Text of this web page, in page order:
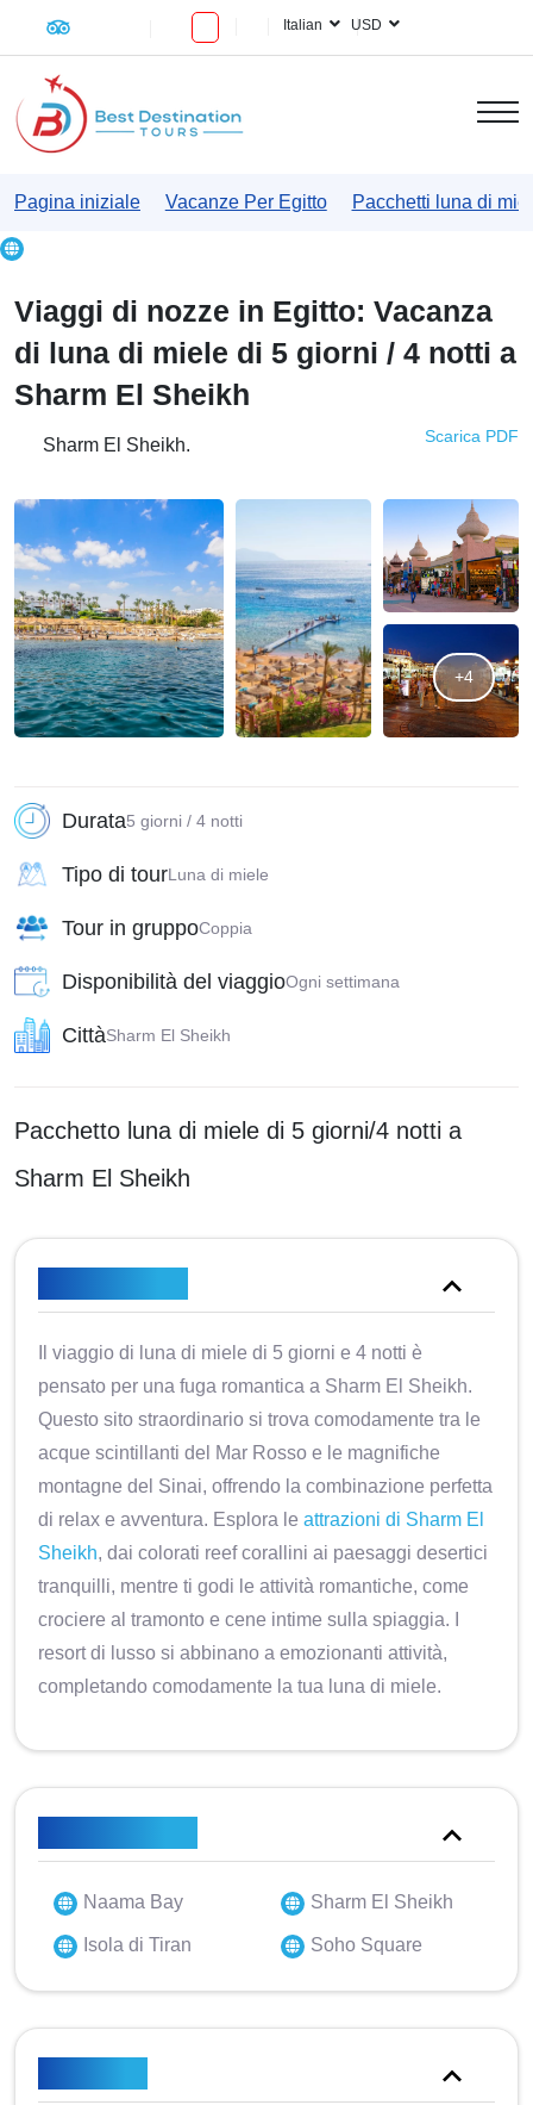
Italian USD
Pagina iniziale Vacanze Per Egitto Pacchetti luna di
Viaggi di nozze in Egitto: Vacanza
di luna di miele di 5 giorni / 4 notti a
Sharm El Sheikh
Sharm El Sheikh. Scarica PDF
+4
Durata5 giorni / 4 notti
Tipo di tourLuna di miele
Tour in gruppoCoppia
Disponibilità del viaggioOgni settimana
CittàSharm El Sheikh
Pacchetto luna di miele di 5 giorni/4 notti a
Sharm El Sheikh
Il viaggio di luna di miele di 5 giorni e 4 notti è
pensato per una fuga romantica a Sharm El Sheikh.
Questo sito straordinario si trova comodamente tra le
acque scintillanti del Mar Rosso e le magnifiche
montagne del Sinai, offrendo la combinazione perfetta
di relax e avventura. Esplora leattrazioni di Sharm El
Sheikh, dai colorati reef corallini ai paesaggi desertici
tranquilli, mentre ti godi le attività romantiche, come
crociere al tramonto e cene intime sulla spiaggia. I
resort di lusso si abbinano a emozionanti attività,
completando comodamente la tua luna di miele.
Naama Bay Sharm El Sheikh
Isola di Tiran Soho Square